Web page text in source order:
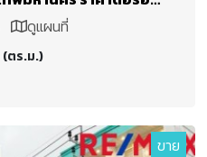
ดูแผนที่
(ตร.ม.)
ขาย